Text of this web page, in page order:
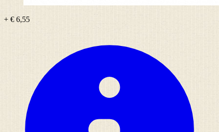
+ € 6,55